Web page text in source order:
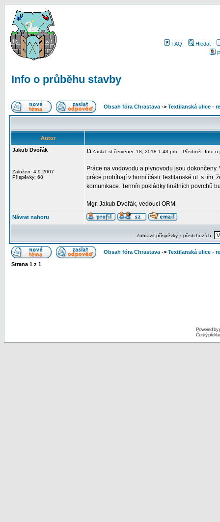
FAQ
Hledat
Info o průběhu stavby
Obsah fóra Chrastava -> Textilanská ulice -
Autor
Jakub Dvořák
Založen: 4.9.2007
Příspěvky: 68
Zaslal: st červenec 18, 2018 1:43 pm Předmět: Info o
Práce na vodovodu a plynovodu jsou
práce probíhají v horní části Textilanské ul. s tím,
komunikace. Termín pokládky finálních povrchů
Mgr. Jakub Dvořák, vedoucí ORM
Návrat nahoru
Zobrazit příspěvky z předchozích:
Obsah fóra Chrastava -> Textilanská ulice -
Strana 1 z 1
Powered by
Český